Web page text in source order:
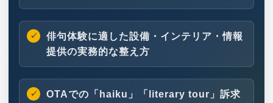
俳句体験に適した設備・インテリア・情報
提供の実務的な整え方
OTAでの「haiku」「literary tour」訴求